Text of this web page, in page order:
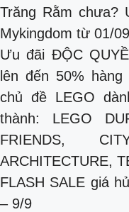
Trăng Rằm chưa?
Mykingdom từ 01/
Ưu đãi ĐỘC
lên đến 50%
chủ đề LEGO
thành: LEGO
FRIENDS,
ARCHITECTURE,
FLASH SALE giá
– 9/9